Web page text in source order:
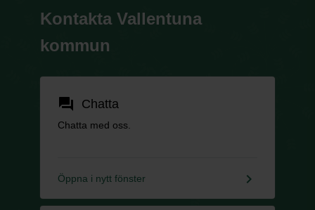
Kontakta Vallentuna
kommun
forum Chatta
Chatta med oss.
Öppna i nytt fönster keyboard_arrow_right